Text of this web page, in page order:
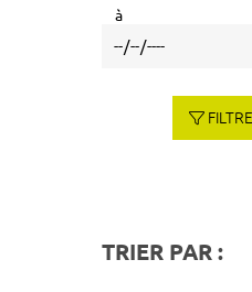
à
TRIER PAR :